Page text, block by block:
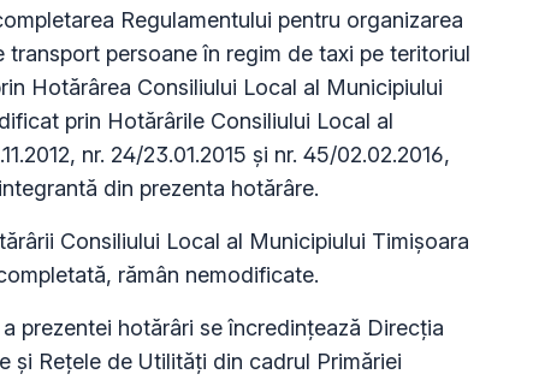
Regulamentului pentru organizarea
persoane în regim de taxi pe teritoriul
Hotărârea Consiliului Local al Municipiului
prin Hotărârile Consiliului Local al
nr. 24/23.01.2015 şi nr. 45/02.02.2016,
din prezenta hotărâre.
Consiliului Local al Municipiului Timișoara
rămân nemodificate.
prezentei hotărâri se încredinţează Direcţia
și Rețele de Utilități din cadrul Primăriei